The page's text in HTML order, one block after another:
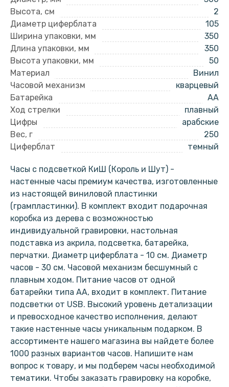
Высота, см
2
Диаметр циферблата
105
Ширина упаковки, мм
350
Длина упаковки, мм
350
Высота упаковки, мм
50
Материал
Винил
Часовой механизм
кварцевый
Батарейка
AA
Ход стрелки
плавный
Цифры
арабские
Вес, г
250
Циферблат
темный
Часы с подсветкой КиШ (Король и Шут) -
настенные часы премиум качества, изготовленные
из настоящей виниловой пластинки
(грампластинки). В комплект входит подарочная
коробка из дерева с возможностью
индивидуальной гравировки, настольная
подставка из акрила, подсветка, батарейка,
перчатки. Диаметр циферблата - 10 см. Диаметр
часов - 30 см. Часовой механизм бесшумный с
плавным ходом. Питание часов от одной
батарейки типа АА, входит в комплект. Питание
подсветки от USB. Высокий уровень детализации
и превосходное качество исполнения, делают
такие настенные часы уникальным подарком. В
ассортименте нашего магазина вы найдете более
1000 разных вариантов часов. Напишите нам
вопрос к товару, и мы подберем часы необходимой
тематики. Чтобы заказать гравировку на коробке,